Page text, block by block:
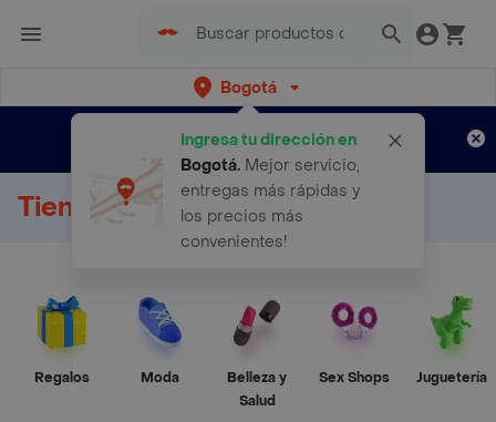
Bogotá
Ingresa tu dirección en
Bogotá. Mejor servicio,
entregas más rápidas y
los precios más
convenientes!
envíos gratis por semanas
Aplican TyC
Tienda Online
Regalos Moda
Belleza y
Salud
Sex Shops Juguetería